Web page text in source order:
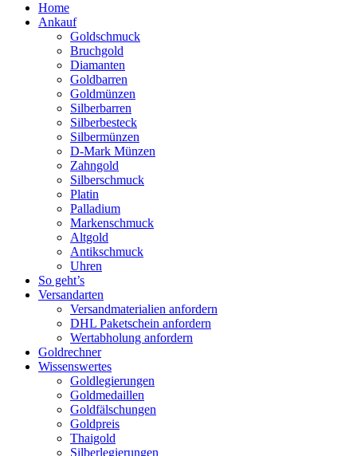
Home
Ankauf
Goldschmuck
Bruchgold
Diamanten
Goldbarren
Goldmünzen
Silberbarren
Silberbesteck
Silbermünzen
D-Mark Münzen
Zahngold
Silberschmuck
Platin
Palladium
Markenschmuck
Altgold
Antikschmuck
Uhren
So geht’s
Versandarten
Versandmaterialien anfordern
DHL Paketschein anfordern
Wertabholung anfordern
Goldrechner
Wissenswertes
Goldlegierungen
Goldmedaillen
Goldfälschungen
Goldpreis
Thaigold
Silberlegierungen